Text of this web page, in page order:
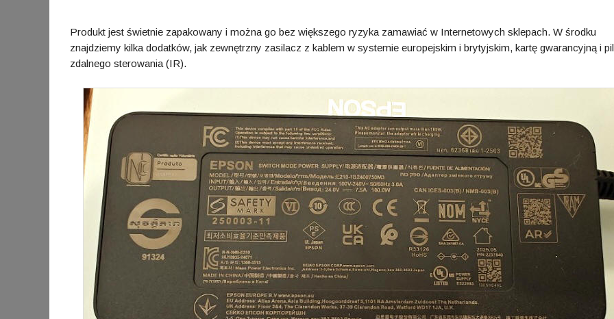
Produkt jest świetnie zapakowany i można go bez większego ryzyka zamawiać w Internetowych sklepach. W środku
znajdziemy kilka dodatków, jak zewnętrzny zasilacz z kablem w systemie europejskim i brytyjskim, kartę gwarancyjną i
zdalnego sterowania (IR).